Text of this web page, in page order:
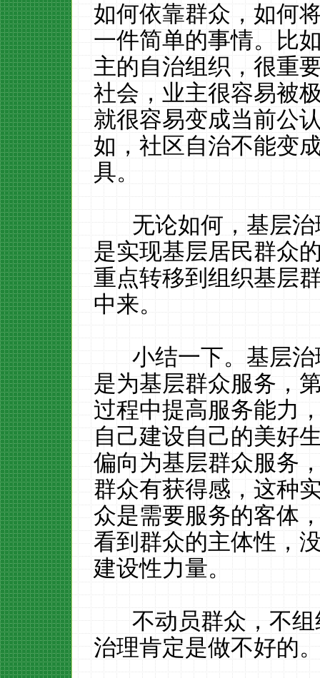
如何依靠群众，如何
一件简单的事情。比
主的自治组织，很重
社会，业主很容易被
就很容易变成当前公
如，社区自治不能变
具。
无论如何，基层治
是实现基层居民群众
重点转移到组织基层
中来。
小结一下。基层治
是为基层群众服务，
过程中提高服务能力
自己建设自己的美好
偏向为基层群众服务
群众有获得感，这种
众是需要服务的客体
看到群众的主体性，
建设性力量。
不动员群众，不组
治理肯定是做不好的